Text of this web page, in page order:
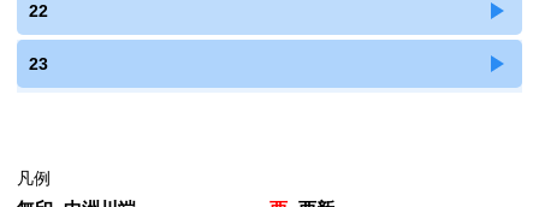
22
23
凡例